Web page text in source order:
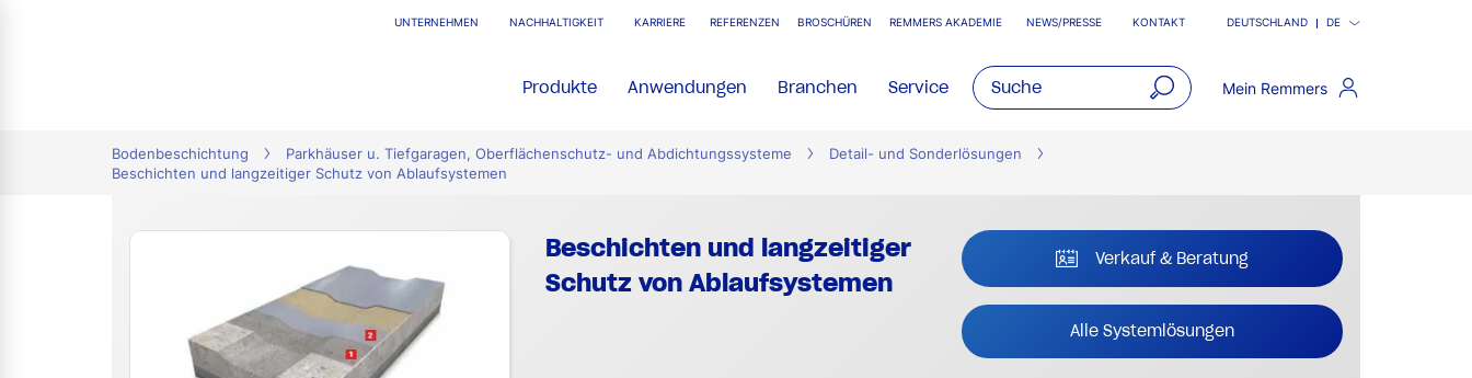
UNTERNEHMEN NACHHALTIGKEIT KARRIERE REFERENZEN BROSCHÜREN REMMERS AKADEMIE NEWS/PRESSE KONTAKT DEUTSCHLAND DE
Produkte Anwendungen Branchen Service Mein Remmers
Bodenbeschichtung Parkhäuser u. Tiefgaragen, Oberflächenschutz- und Abdichtungssysteme
Detail- und Sonderlösungen
Beschichten und langzeitiger Schutz von Ablaufsystemen
Beschichten und langzeitiger
Schutz von Ablaufsystemen
Verkauf & Beratung
Alle Systemlösungen